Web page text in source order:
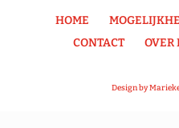
HOME
CONTACT
OVER
Design by